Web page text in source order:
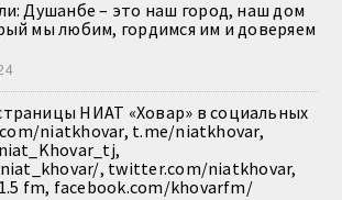
Душанбе – это наш город, наш дом
мы любим, гордимся им и доверяем
НИАТ «Ховар» в социальных
niatkhovar, t.me/niatkhovar,
, twitter.com/niatkhovar,
fm, facebook.com/khovarfm/